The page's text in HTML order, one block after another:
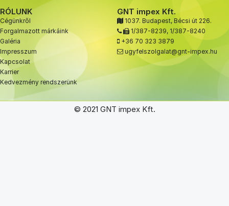
RÓLUNK
Cégünkről
Forgalmazott márkáink
Galéria
Impresszum
Kapcsolat
Karrier
Kedvezmény rendszerünk
GNT impex Kft.
1037. Budapest, Bécsi út 226.
1/387-8239, 1/387-8240
+36 70 323 3879
ugyfelszolgalat@gnt-impex.hu
© 2021 GNT impex Kft.